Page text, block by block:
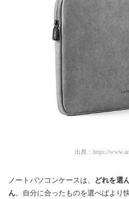
出典： https://
ノートパソコンケースは、
どれを選
ん。自分に合ったものを選べばより